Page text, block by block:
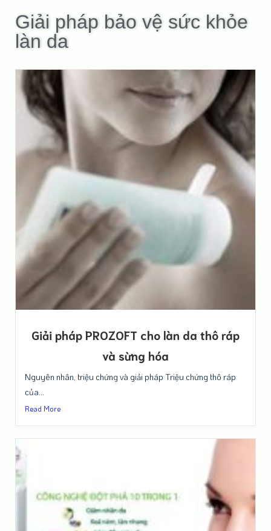
Giải pháp bảo vệ sức khỏe
làn da
Giải pháp PROZOFT cho làn da thô ráp
và sừng hóa
Nguyên nhân, triệu chứng và giải pháp Triệu chứng thô ráp
của...
Read More